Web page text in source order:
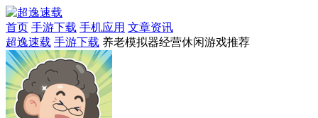
首页 手游下载 手机应用 文章资讯
超逸速载 手游下载 养老模拟器经营休闲游戏推荐